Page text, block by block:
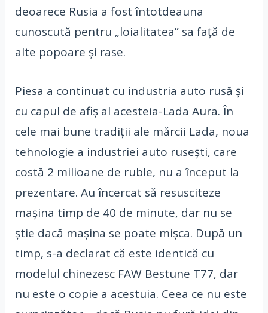
deoarece Rusia a fost întotdeauna
cunoscută pentru „loialitatea” sa față de
alte popoare și rase.
Piesa a continuat cu industria auto rusă și
cu capul de afiș al acesteia-Lada Aura. În
cele mai bune tradiții ale mărcii Lada, noua
tehnologie a industriei auto rusești, care
costă 2 milioane de ruble, nu a început la
prezentare. Au încercat să resusciteze
mașina timp de 40 de minute, dar nu se
știe dacă mașina se poate mișca. După un
timp, s-a declarat că este identică cu
modelul chinezesc FAW Bestune T77, dar
nu este o copie a acestuia. Ceea ce nu este